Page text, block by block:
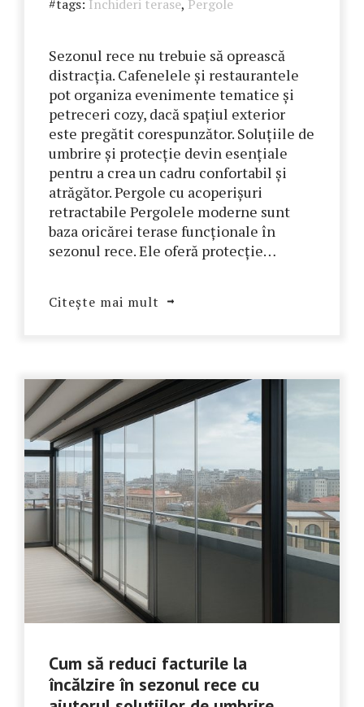
#tags: Inchideri terase, Pergole
Sezonul rece nu trebuie să oprească
distracția. Cafenelele și restaurantele
pot organiza evenimente tematice și
petreceri cozy, dacă spațiul exterior
este pregătit corespunzător. Soluțiile de
umbrire și protecție devin esențiale
pentru a crea un cadru confortabil și
atrăgător. Pergole cu acoperișuri
retractabile Pergolele moderne sunt
baza oricărei terase funcționale în
sezonul rece. Ele oferă protecție…
Citește mai mult
Cum să reduci facturile la
încălzire în sezonul rece cu